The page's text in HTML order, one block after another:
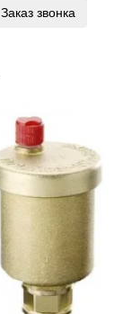
Заказ звонка